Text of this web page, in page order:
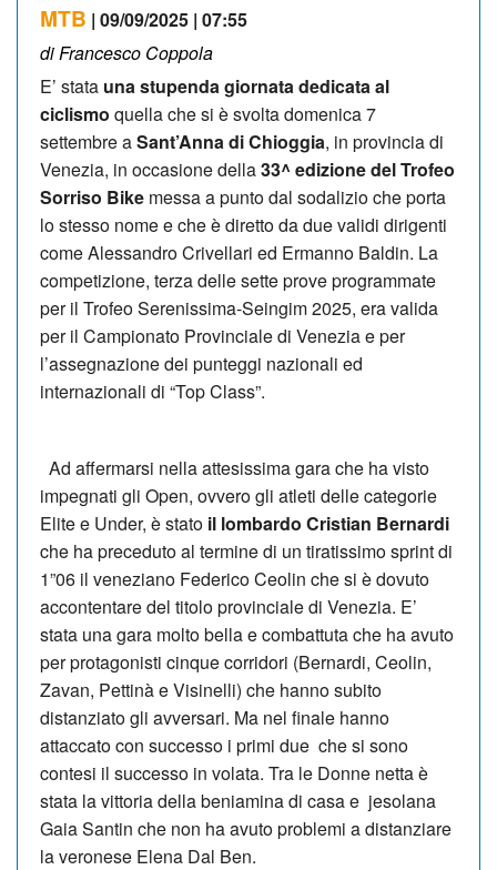
MTB | 09/09/2025 | 07:55
di Francesco Coppola
E’ stata una stupenda giornata dedicata al
ciclismo quella che si è svolta domenica 7
settembre aSant’Anna di Chioggia, in provincia di
Venezia, in occasione della33^ edizione del Trofeo
Sorriso Bike messa a punto dal sodalizio che porta
lo stesso nome e che è diretto da due validi dirigenti
come Alessandro Crivellari ed Ermanno Baldin. La
competizione, terza delle sette prove programmate
per il Trofeo Serenissima-Seingim 2025, era valida
per il Campionato Provinciale di Venezia e per
l’assegnazione dei punteggi nazionali ed
internazionali di “Top Class”.
Ad affermarsi nella attesissima gara che ha visto
impegnati gli Open, ovvero gli atleti delle categorie
Elite e Under, è stato il lombardo Cristian Bernardi
che ha preceduto al termine di un tiratissimo sprint di
1”06 il veneziano Federico Ceolin che si è dovuto
accontentare del titolo provinciale di Venezia. E’
stata una gara molto bella e combattuta che ha avuto
per protagonisti cinque corridori (Bernardi, Ceolin,
Zavan, Pettinà e Visinelli) che hanno subito
distanziato gli avversari. Ma nel finale hanno
attaccato con successo i primi due che si sono
contesi il successo in volata. Tra le Donne netta è
stata la vittoria della beniamina di casa e jesolana
Gaia Santin che non ha avuto problemi a distanziare
la veronese Elena Dal Ben.